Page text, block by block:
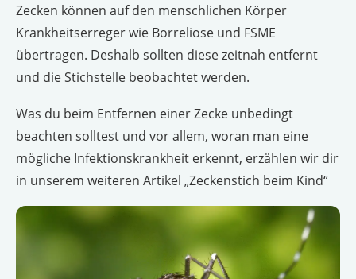
Zecken können auf den menschlichen Körper
Krankheitserreger wie Borreliose und FSME
übertragen. Deshalb sollten diese zeitnah entfernt
und die Stichstelle beobachtet werden.
Was du beim Entfernen einer Zecke unbedingt
beachten solltest und vor allem, woran man eine
mögliche Infektionskrankheit erkennt, erzählen wir dir
in unserem weiteren Artikel „Zeckenstich beim Kind“